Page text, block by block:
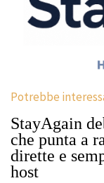
Potrebbe
StayAgain
che punta a
dirette e
host